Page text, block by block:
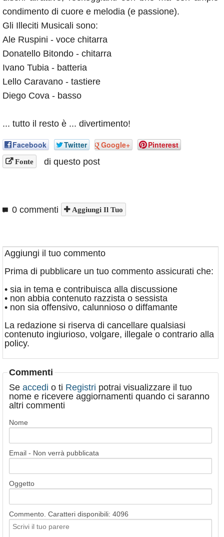
condimento di cuore e melodia (e passione).
Gli Illeciti Musicali sono:
Ale Ruspini - voce chitarra
Donatello Bitondo - chitarra
Ivano Tubia - batteria
Lello Caravano - tastiere
Diego Cova - basso
... tutto il resto è ... divertimento!
Facebook Twitter Google+ Pinterest
Fonte di questo post
0 commenti Aggiungi Il Tuo
Aggiungi il tuo commento
Prima di pubblicare un tuo commento assicurati che:
• sia in tema e contribuisca alla discussione
• non abbia contenuto razzista o sessista
• non sia offensivo, calunnioso o diffamante
La redazione si riserva di cancellare qualsiasi
contenuto ingiurioso, volgare, illegale o contrario alla
policy.
Commenti
Se accedi o ti Registri potrai visualizzare il tuo
nome e ricevere aggiornamenti quando ci saranno
altri commenti
Nome
Email - Non verrà pubblicata
Oggetto
Commento. Caratteri disponibili: 4096